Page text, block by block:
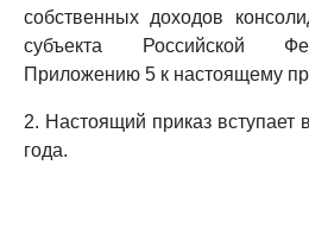
собственных доходов
субъекта Российской
Приложению 5 к настоящему
2. Настоящий приказ вступает
года.